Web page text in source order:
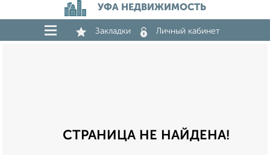
УФА НЕДВИЖИМОСТЬ
Закладки Личный кабинет
СТРАНИЦА НЕ НАЙДЕНА!